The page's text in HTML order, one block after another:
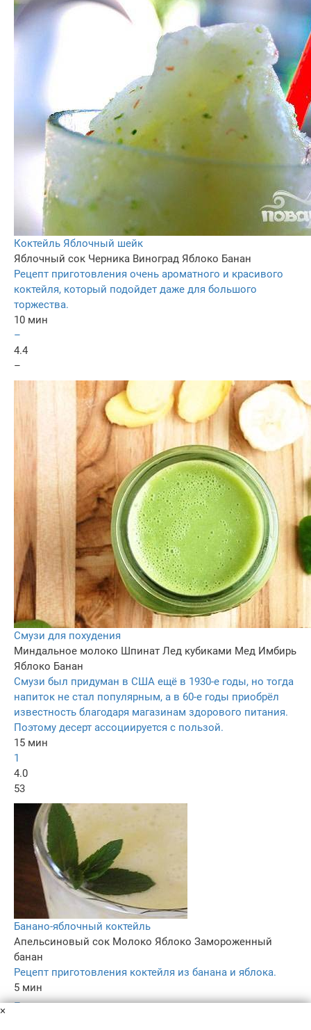
Коктейль Яблочный шейк
Яблочный сок Черника Виноград Яблоко Банан
Рецепт приготовления очень ароматного и красивого
коктейля, который подойдет даже для большого
торжества.
10 мин
–
4.4
–
Смузи для похудения
Миндальное молоко Шпинат Лед кубиками Мед Имбирь
Яблоко Банан
Смузи был придуман в США ещё в 1930-е годы, но тогда
напиток не стал популярным, а в 60-е годы приобрёл
известность благодаря магазинам здорового питания.
Поэтому десерт ассоциируется с пользой.
15 мин
1
4.0
53
Банано-яблочный коктейль
Апельсиновый сок Молоко Яблоко Замороженный
банан
Рецепт приготовления коктейля из банана и яблока.
5 мин
–
×